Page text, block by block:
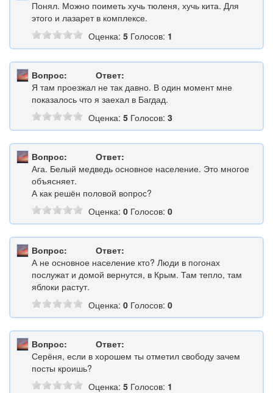
Понял. Можно поиметь хучь тюленя, хучь кита. Для
этого и лазарет в комплексе.
Оценка: 5 Голосов: 1
Вопрос:
Ответ:
Я там проезжал не так давно. В один момент мне
показалось что я заехал в Багдад.
Оценка: 5 Голосов: 3
Вопрос:
Ответ:
Ага. Белый медведь основное население. Это многое
объясняет.
А как решён половой вопрос?
Оценка: 0 Голосов: 0
Вопрос:
Ответ:
А не основное население кто? Люди в погонах
послужат и домой вернутся, в Крым. Там тепло, там
яблоки растут.
Оценка: 0 Голосов: 0
Вопрос:
Ответ:
Серёня, если в хорошем ты отметил свободу зачем
посты кроишь?
Оценка: 5 Голосов: 1